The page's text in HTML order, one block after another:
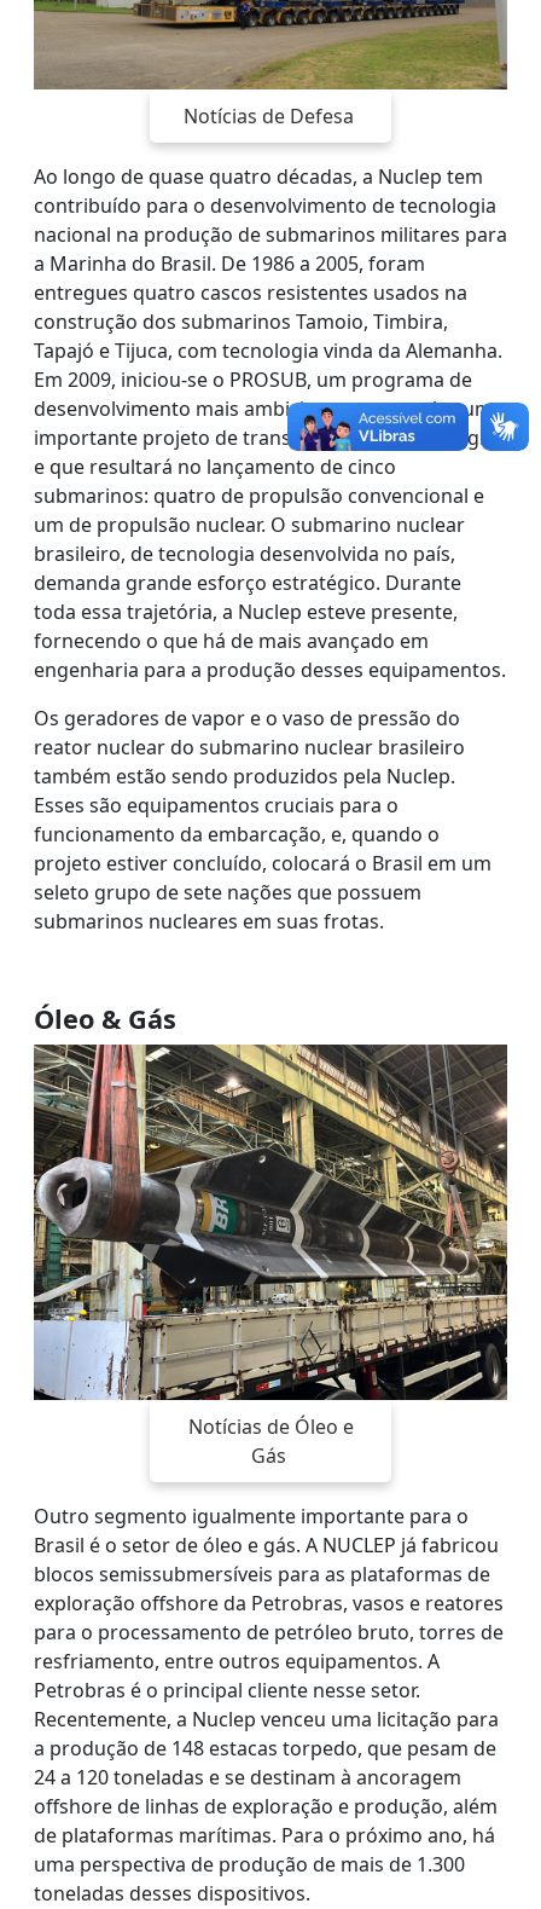
Notícias de Defesa
Ao longo de quase quatro décadas, a Nuclep tem
contribuído para o desenvolvimento de tecnologia
nacional na produção de submarinos militares para
a Marinha do Brasil. De 1986 a 2005, foram
entregues quatro cascos resistentes usados na
construção dos submarinos Tamoio, Timbira,
Tapajó e Tijuca, com tecnologia vinda da Alemanha.
Em 2009, iniciou-se o PROSUB, um programa de
desenvolvimento mais ambicioso, que envolve um
importante projeto de transferência de tecnologia
e que resultará no lançamento de cinco
submarinos: quatro de propulsão convencional e
um de propulsão nuclear. O submarino nuclear
brasileiro, de tecnologia desenvolvida no país,
demanda grande esforço estratégico. Durante
toda essa trajetória, a Nuclep esteve presente,
fornecendo o que há de mais avançado em
engenharia para a produção desses equipamentos.
Os geradores de vapor e o vaso de pressão do
reator nuclear do submarino nuclear brasileiro
também estão sendo produzidos pela Nuclep.
Esses são equipamentos cruciais para o
funcionamento da embarcação, e, quando o
projeto estiver concluído, colocará o Brasil em um
seleto grupo de sete nações que possuem
submarinos nucleares em suas frotas.
Óleo & Gás
Notícias de Óleo e
Gás
Outro segmento igualmente importante para o
Brasil é o setor de óleo e gás. A NUCLEP já fabricou
blocos semissubmersíveis para as plataformas de
exploração offshore da Petrobras, vasos e reatores
para o processamento de petróleo bruto, torres de
resfriamento, entre outros equipamentos. A
Petrobras é o principal cliente nesse setor.
Recentemente, a Nuclep venceu uma licitação para
a produção de 148 estacas torpedo, que pesam de
24 a 120 toneladas e se destinam à ancoragem
offshore de linhas de exploração e produção, além
de plataformas marítimas. Para o próximo ano, há
uma perspectiva de produção de mais de 1.300
toneladas desses dispositivos.